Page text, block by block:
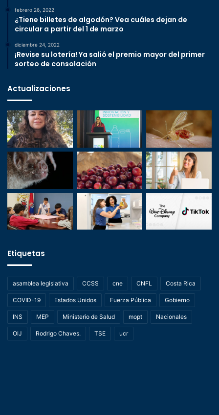
febrero 26, 2022
¿Tiene billetes de algodón? Vea cuáles dejan de
circular a partir del 1 de marzo
diciembre 24, 2022
¡Revise su lotería! Ya salió el premio mayor del primer
sorteo de consolación
Actualizaciones
Etiquetas
asamblea legislativa CCSS cne CNFL Costa Rica
COVID-19 Estados Unidos Fuerza Pública Gobierno
INS MEP Ministerio de Salud mopt Nacionales
OIJ Rodrigo Chaves. TSE ucr